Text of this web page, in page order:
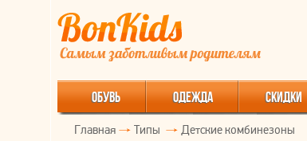
ОБУВЬ ОДЕЖДА СКИДКИ
Главная Типы Детские комбинезоны